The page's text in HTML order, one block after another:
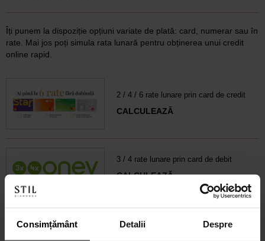
Consimțământ Detalii Despre
Îți punem la dispoziție opțiuni variate de plată: card, numerar sau în
rate. Mai jos poți simula rata lunară pentru obținerea unui credit
online rapid.
2 / 4 / 6 rate lunare prin card de credit
CALCULEAZĂ
3 / 4 rate lunare prin card de debit
CALCULEAZĂ